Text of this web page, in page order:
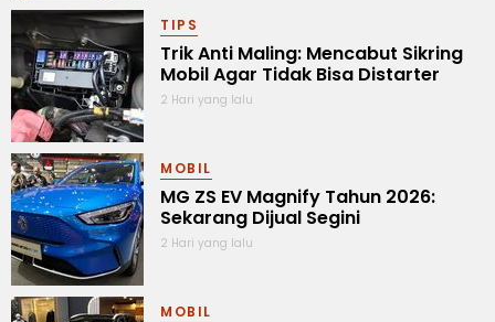
TIPS
Trik Anti Maling: Mencabut Sikring
Mobil Agar Tidak Bisa Distarter
2 Hari yang lalu
MOBIL
MG ZS EV Magnify Tahun 2026:
Sekarang Dijual Segini
2 Hari yang lalu
MOBIL